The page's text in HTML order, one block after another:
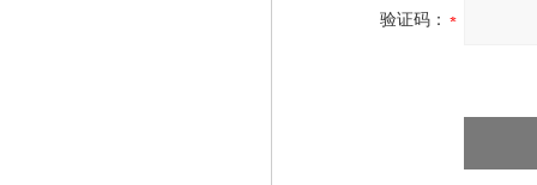
验证码：